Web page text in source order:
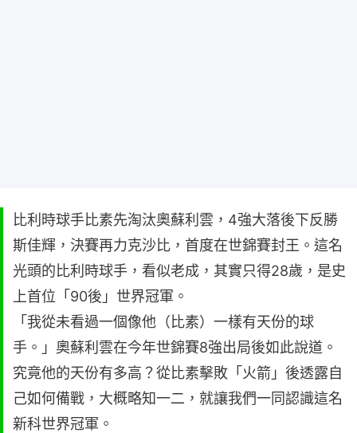
比利時球手比素先淘汰奧蘇利雲，4強大落後下反勝
斯佳輝，決賽再力克沙比，首度在世錦賽封王。這名
光頭的比利時球手，看似老成，其實只得28歲，是史
上首位「90後」世界冠軍。
「我從未看過一個像他（比素）一樣有天份的球
手。」奧蘇利雲在今年世錦賽8強出局後如此說道。
究竟他的天份有多高？從比素擊敗「火箭」後透露自
己如何備戰，大概略知一二，就讓我們一同認識這名
新科世界冠軍。